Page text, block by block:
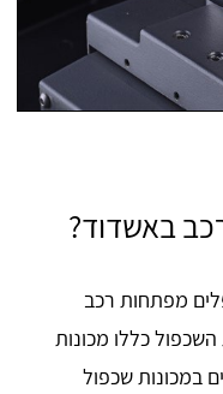
באשדוד?
מפתחות רכב
כללו מכונות
במכונות שכפול